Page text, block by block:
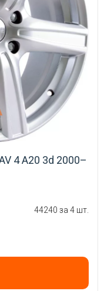
4 A20 3d 2000–
44240 за 4 шт.